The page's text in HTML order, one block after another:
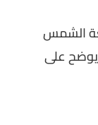
الشمس
يوضح على